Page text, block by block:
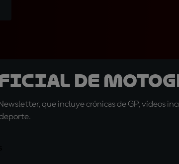
de
que incluye crónicas de GP, vídeos